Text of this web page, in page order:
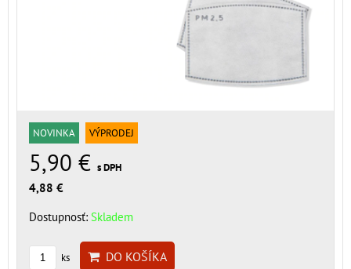
NOVINKA VÝPRODEJ
5,90 € s DPH
4,88 €
Dostupnosť: Skladem
ks DO KOŠÍKA